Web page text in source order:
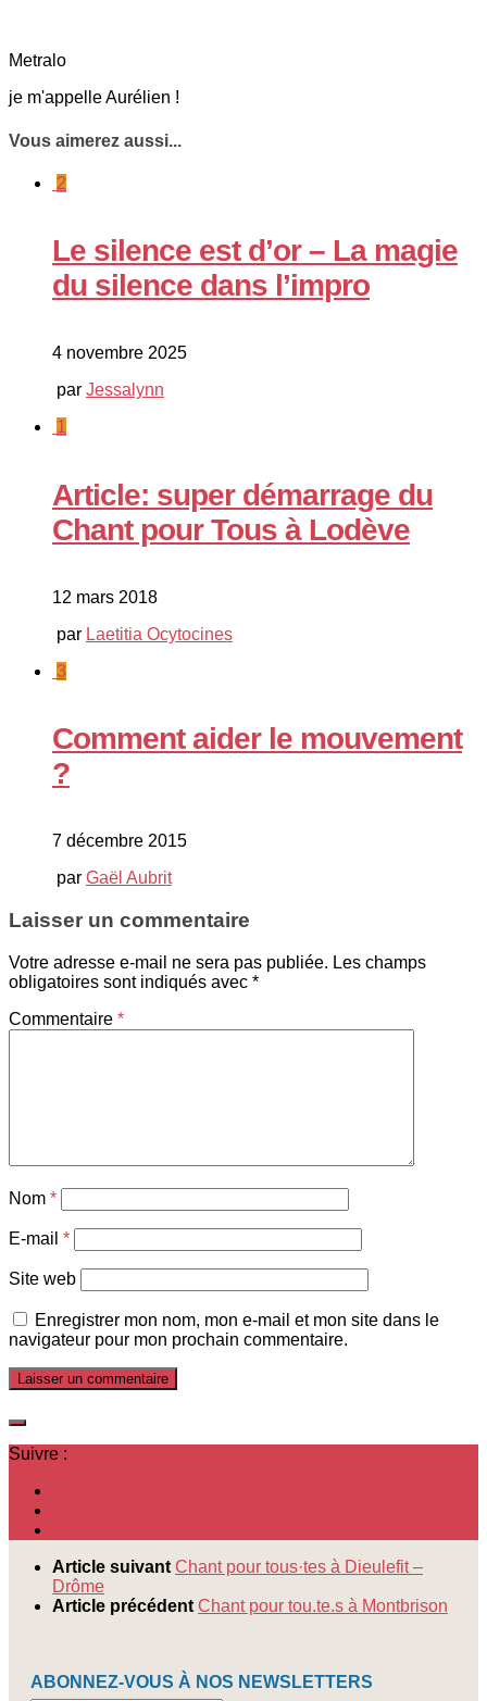
Metralo
je m'appelle Aurélien !
Vous aimerez aussi...
2
Le silence est d’or – La magie
du silence dans l’impro
4 novembre 2025
par Jessalynn
1
Article: super démarrage du
Chant pour Tous à Lodève
12 mars 2018
par Laetitia Ocytocines
3
Comment aider le mouvement
?
7 décembre 2015
par Gaël Aubrit
Laisser un commentaire
Votre adresse e-mail ne sera pas publiée. Les champs
obligatoires sont indiqués avec *
Commentaire *
Nom *
E-mail *
Site web
Enregistrer mon nom, mon e-mail et mon site dans le
navigateur pour mon prochain commentaire.
Suivre :
Article suivant Chant pour tous·tes à Dieulefit –
Drôme
Article précédent Chant pour tou.te.s à Montbrison
ABONNEZ-VOUS À NOS NEWSLETTERS